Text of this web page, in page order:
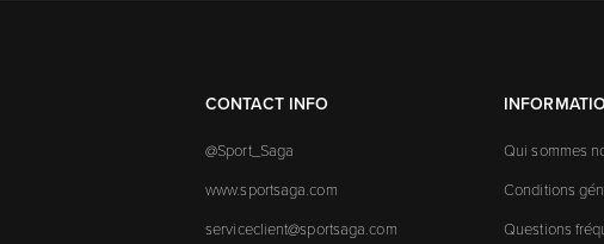
CONTACT INFO
@Sport_Saga
www.sportsaga.com
serviceclient@sportsaga.com
Qui sommes
Conditions
Questions